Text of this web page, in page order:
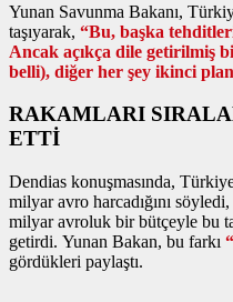
Yunan Savunma Bakanı,
taşıyarak, “Bu, başka
Ancak açıkça dile getirilmiş
belli), diğer her şey ikinci
RAKAMLARI
ETTİ
Dendias konuşmasında,
milyar avro harcadığını
milyar avroluk bir bütçeyle bu
getirdi. Yunan Bakan, bu farkı
gördükleri paylaştı.